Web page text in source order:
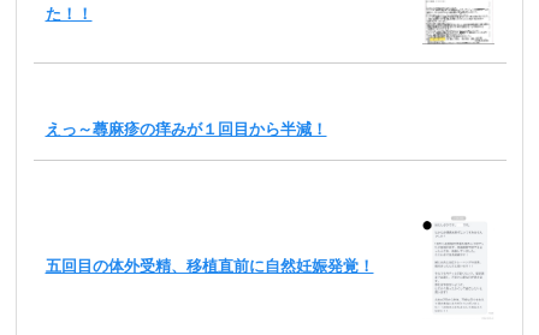
た！！
えっ～蕁麻疹の痒みが１回目から半減！
五回目の体外受精、移植直前に自然妊娠発覚！